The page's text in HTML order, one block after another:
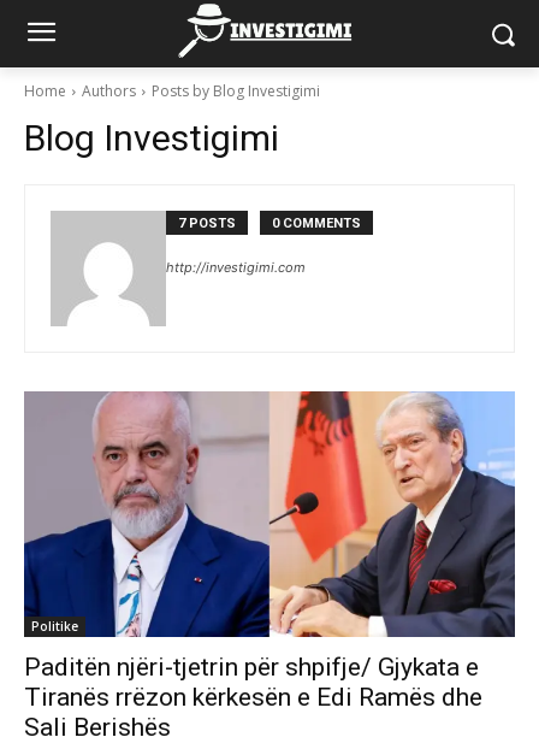
Home Authors Posts by Blog Investigimi
Blog Investigimi
7 POSTS 0 COMMENTS
http://investigimi.com
Politike
Paditën njëri-tjetrin për shpifje/ Gjykata e
Tiranës rrëzon kërkesën e Edi Ramës dhe
Sali Berishës